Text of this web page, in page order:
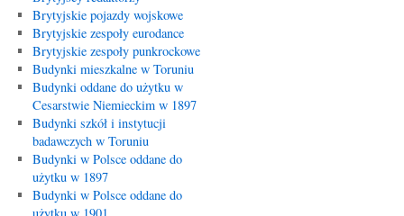
Brytyjskie pojazdy wojskowe
Brytyjskie zespoły eurodance
Brytyjskie zespoły punkrockowe
Budynki mieszkalne w Toruniu
Budynki oddane do użytku w
Cesarstwie Niemieckim w 1897
Budynki szkół i instytucji
badawczych w Toruniu
Budynki w Polsce oddane do
użytku w 1897
Budynki w Polsce oddane do